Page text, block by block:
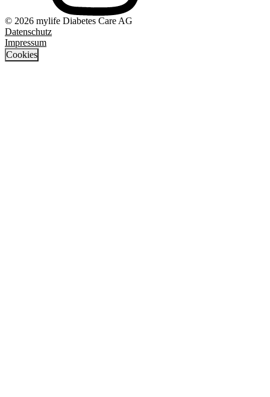
© 2026 mylife Diabetes Care AG
Datenschutz
Impressum
Cookies